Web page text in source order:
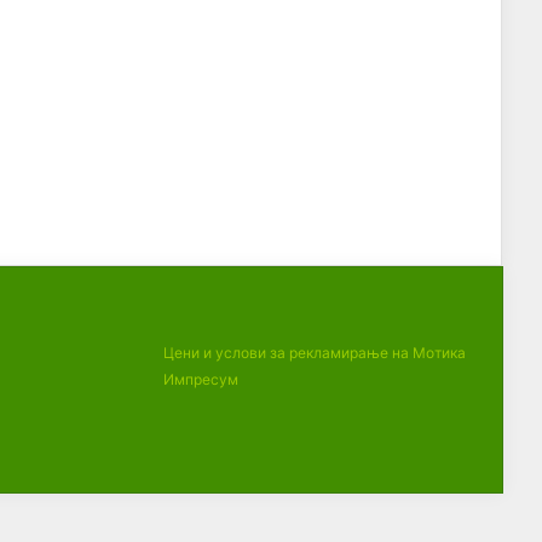
Цени и услови за рекламирање на Мотика
Импресум